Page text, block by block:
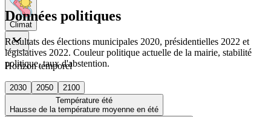
Climat
Horizon temporel
2030 2050
2100
Température été
Hausse de la température moyenne en été
Données politiques
Résultats des élections municipales 2020, présidentielles 2022 et
législatives 2022. Couleur politique actuelle de la mairie, stabilité
politique, taux d'abstention.